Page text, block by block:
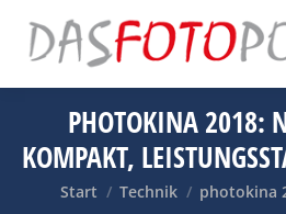
PHOTOKINA 2018:
KOMPAKT,
Sie befinden sich hier:
Start Technik photokina